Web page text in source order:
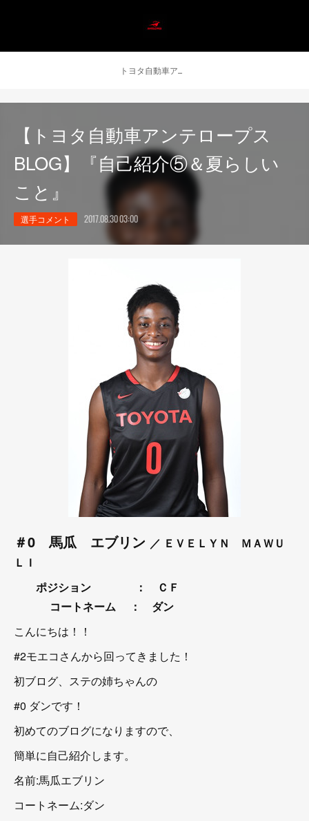
トヨタ自動車アンテロープス公式 ニュース
【トヨタ自動車アンテロープス
BLOG】『自己紹介⑤＆夏らしい
こと』
選手コメント 2017.08.30 03:00
＃0 馬瓜 エブリン ／ ＥＶＥＬＹＮ ＭＡＷＵ
ＬＩ
ポジション ： ＣＦ
コートネーム
： ダン
こんにちは！！
#2モエコさんから回ってきました！
初ブログ、ステの姉ちゃんの
#0 ダンです！
初めてのブログになりますので、
簡単に自己紹介します。
名前:馬瓜エブリン
コートネーム:ダン